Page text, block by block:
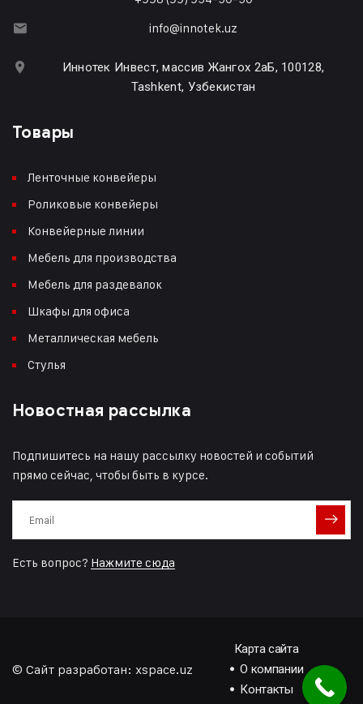
info@innotek.uz
Иннотек Инвест, массив Жангох 2аБ, 100128,
Tashkent, Узбекистан
Товары
Ленточные конвейеры
Роликовые конвейеры
Конвейерные линии
Мебель для производства
Мебель для раздевалок
Шкафы для офиса
Металлическая мебель
Стулья
Новостная рассылка
Подпишитесь на нашу рассылку новостей и событий
прямо сейчас, чтобы быть в курсе.
Есть вопрос? Нажмите сюда
© Сайт разработан: xspace.uz
Карта сайта
О компании
Контакты